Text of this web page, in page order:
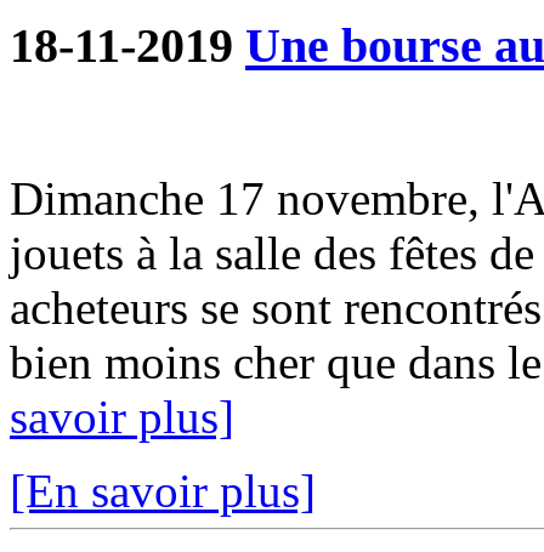
18-11-2019 Une bourse
Dimanche 17 novembre,
jouets à la salle des fêtes
acheteurs se sont
bien moins cher que dans
savoir plus]
[En savoir plus]